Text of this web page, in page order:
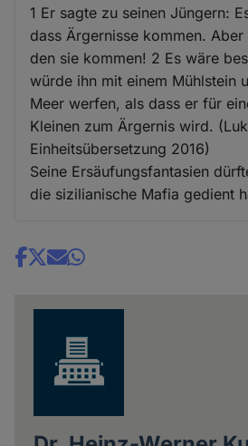
1 Er sagte zu seinen Jüngern:
dass Ärgernisse kommen.
den sie kommen! 2 Es wäre
würde ihn mit einem Mühlstein
Meer werfen, als dass er für
Kleinen zum Ärgernis wird.
Einheitsübersetzung 2016)
Seine Ersäufungsfantasien
die sizilianische Mafia gedient
Share